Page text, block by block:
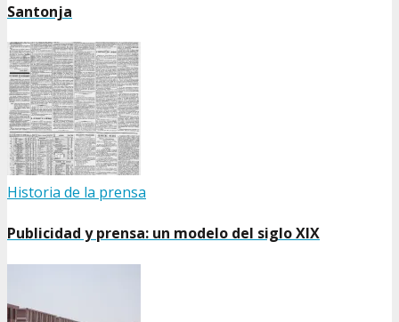
Santonja
Historia de la prensa
Publicidad y prensa: un modelo del siglo XIX